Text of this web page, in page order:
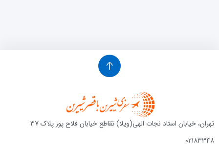
تهران، خیابان استاد نجات الهی(ویلا) تقاطع خیابان فلاح پور پلاک 37
۰۲۱۸۳۳۴۸